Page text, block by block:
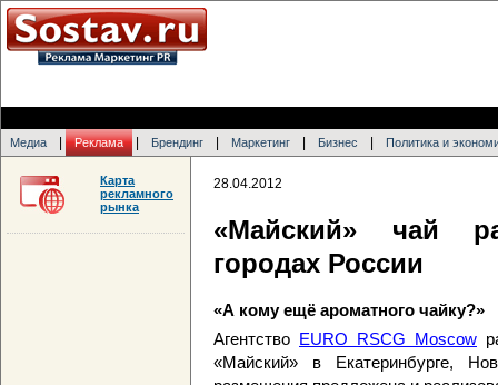
Медиа Реклама Брендинг Маркетинг Бизнес Политика и
28.04.2012
«Майский» чай
городах России
«А кому ещё ароматного чайку?»
Агентство EURO RSCG Moscow
«Майский» в Екатеринбурге,
Карта
рекламного
рынка